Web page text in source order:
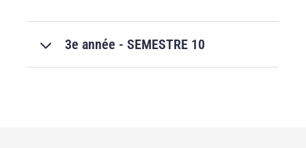
3e année - SEMESTRE 10